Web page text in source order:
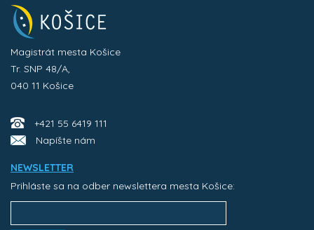
Magistrát mesta Košice
Tr. SNP 48/A,
040 11 Košice
+421 55 6419 111
Napíšte nám
NEWSLETTER
Prihláste sa na odber newslettera mesta Košice: